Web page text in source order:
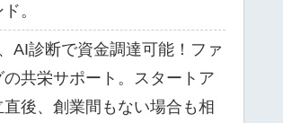
。
AI診断で資金調達可能！ファ
の共栄サポート。スタートア
直後、創業間もない場合も相